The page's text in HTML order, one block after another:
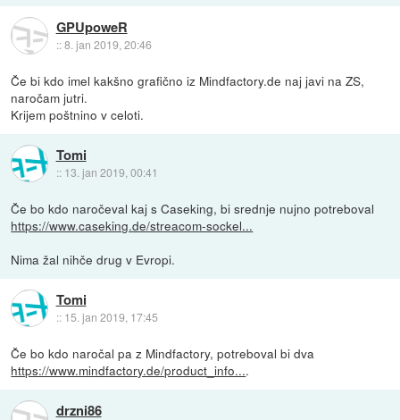
GPUpoweR
::8. jan 2019, 20:46
Če bi kdo imel kakšno grafično iz Mindfactory.de naj javi na ZS,
naročam jutri.
Krijem poštnino v celoti.
Tomi
:: 13. jan 2019, 00:41
Če bo kdo naročeval kaj s Caseking, bi srednje nujno potreboval
https://www.caseking.de/streacom-sockel...
Nima žal nihče drug v Evropi.
Tomi
:: 15. jan 2019, 17:45
Če bo kdo naročal pa z Mindfactory, potreboval bi dva
https://www.mindfactory.de/product_info....
drzni86